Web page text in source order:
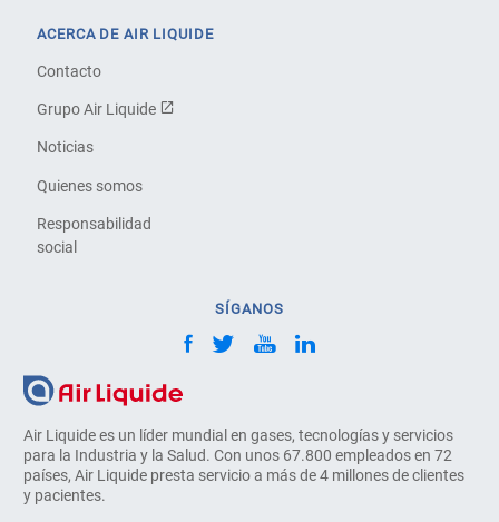
Air Liquide es un líder mundial en gases, tecnologías y servicios
para la Industria y la Salud. Con unos 67.800 empleados en 72
países, Air Liquide presta servicio a más de 4 millones de clientes
y pacientes.
ACERCA DE AIR LIQUIDE
Contacto
Grupo Air Liquide
Noticias
Quienes somos
Responsabilidad
social
SÍGANOS